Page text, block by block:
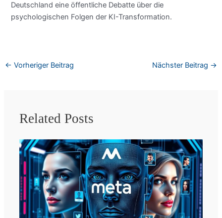
Deutschland eine öffentliche Debatte über die
psychologischen Folgen der KI-Transformation.
← Vorheriger Beitrag Nächster Beitrag →
Related Posts